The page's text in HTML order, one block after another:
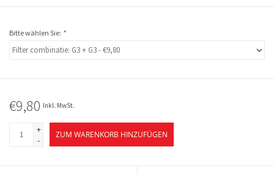
Bitte wählen Sie: *
€9,80 Inkl. MwSt.
+
-
ZUM WARENKORB HINZUFÜGEN